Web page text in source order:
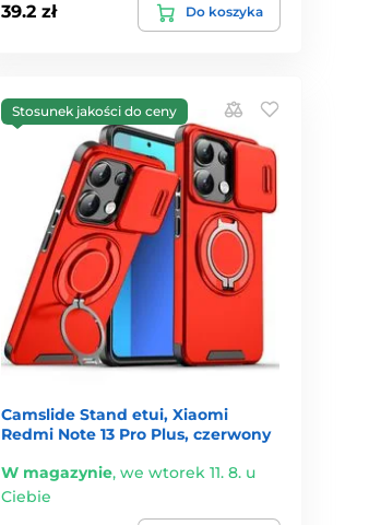
39.2 zł Do koszyka
Stosunek jakości do ceny
Camslide Stand etui, Xiaomi
Redmi Note 13 Pro Plus, czerwony
W magazynie,we wtorek 11. 8. u
Ciebie